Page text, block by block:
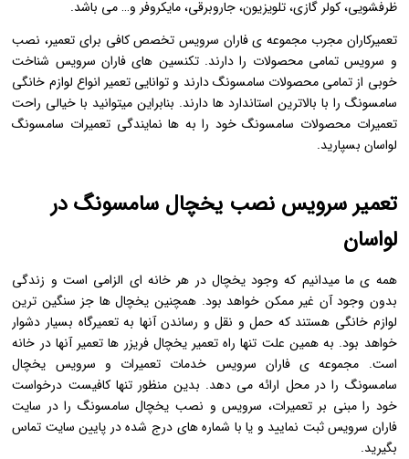
ظرفشویی، کولر گازی، تلویزیون، جاروبرقی، مایکروفر و… می باشد.
تعمیرکاران مجرب مجموعه ی فاران سرویس تخصص کافی برای تعمیر، نصب
و سرویس تمامی محصولات را دارند. تکنسین های فاران سرویس شناخت
خوبی از تمامی محصولات سامسونگ دارند و توانایی تعمیر انواع لوازم خانگی
سامسونگ را با بالاترین استاندارد ها دارند. بنابراین میتوانید با خیالی راحت
تعمیرات محصولات سامسونگ خود را به ها نمایندگی تعمیرات سامسونگ
لواسان بسپارید.
تعمیر سرویس نصب یخچال سامسونگ در
لواسان
همه ی ما میدانیم که وجود یخچال در هر خانه ای الزامی است و زندگی
بدون وجود آن غیر ممکن خواهد بود. همچنین یخچال ها جز سنگین ترین
لوازم خانگی هستند که حمل و نقل و رساندن آنها به تعمیرگاه بسیار دشوار
خواهد بود. به همین علت تنها راه تعمیر یخچال فریزر ها تعمیر آنها در خانه
است. مجموعه ی فاران سرویس خدمات تعمیرات و سرویس یخچال
سامسونگ را در محل ارائه می دهد. بدین منظور تنها کافیست درخواست
خود را مبنی بر تعمیرات، سرویس و نصب یخچال سامسونگ را در سایت
فاران سرویس ثبت نمایید و یا با شماره های درج شده در پایین سایت تماس
بگیرید.